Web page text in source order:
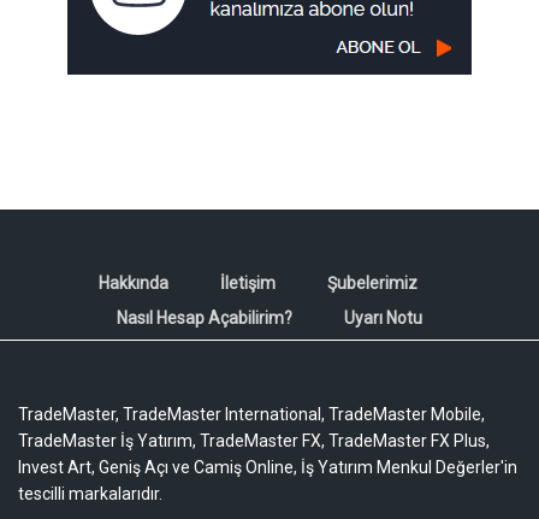
Hakkında İletişim
Şubelerimiz
Nasıl Hesap Açabilirim?
Uyarı Notu
TradeMaster, TradeMaster International, TradeMaster Mobile,
TradeMaster İş Yatırım, TradeMaster FX, TradeMaster FX Plus,
Invest Art, Geniş Açı ve Camiş Online, İş Yatırım Menkul Değerler'in
tescilli markalarıdır.